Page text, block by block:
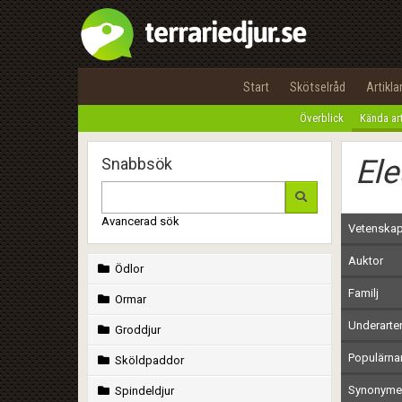
Start Skötselråd Artiklar
Överblick Kända
Snabbsök
Avancerad sök
Ödlor
Ormar
Groddjur
Sköldpaddor
Spindeldjur
Auktor
Familj
Underarter